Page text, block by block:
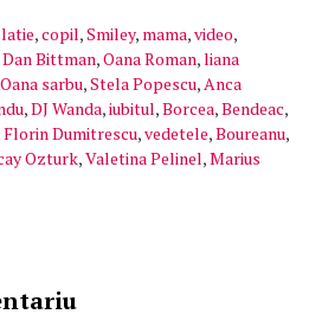
,copil,Smiley, mama,video,
Dan Bittman,Oana Roman,liana
Oana sarbu,Stela Popescu,Anca
,DJ Wanda,iubitul,Borcea,Bendeac,
Florin Dumitrescu,vedetele,Boureanu,
Ozturk,Valetina Pelinel,Marius